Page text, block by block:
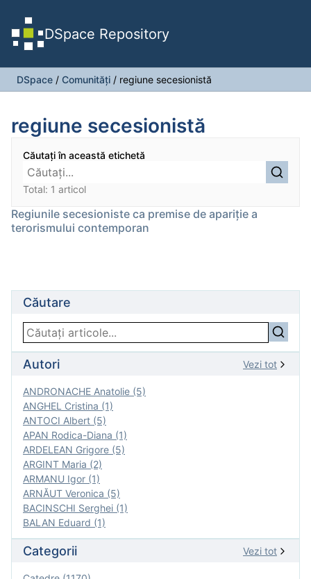
DSpace Repository
DSpace / Comunități / regiune secesionistă
regiune secesionistă
Căutați în această etichetă
Total: 1 articol
Regiunile secesioniste ca premise de apariţie a
terorismului contemporan
Căutare
Autori Vezi tot
ANDRONACHE Anatolie (5)
ANGHEL Cristina (1)
ANTOCI Albert (5)
APAN Rodica-Diana (1)
ARDELEAN Grigore (5)
ARGINT Maria (2)
ARMANU Igor (1)
ARNĂUT Veronica (5)
BACINSCHI Serghei (1)
BALAN Eduard (1)
Categorii Vezi tot